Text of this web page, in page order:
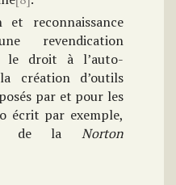
et reconnaissance
revendication
le droit à l’auto-
création d’outils
par et pour les
écrit par exemple,
de la Norton